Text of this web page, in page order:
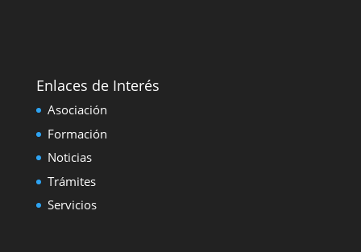
Enlaces de Interés
Asociación
Formación
Noticias
Trámites
Servicios